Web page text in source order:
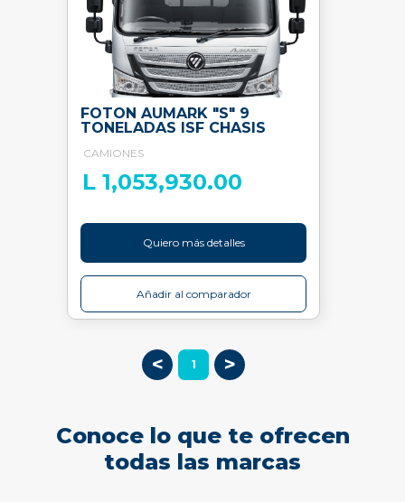
FOTON AUMARK "S" 9
TONELADAS ISF CHASIS
CAMIONES
L 1,053,930.00
Quiero más detalles
Añadir al comparador
< 1 >
Conoce lo que te ofrecen
todas las marcas